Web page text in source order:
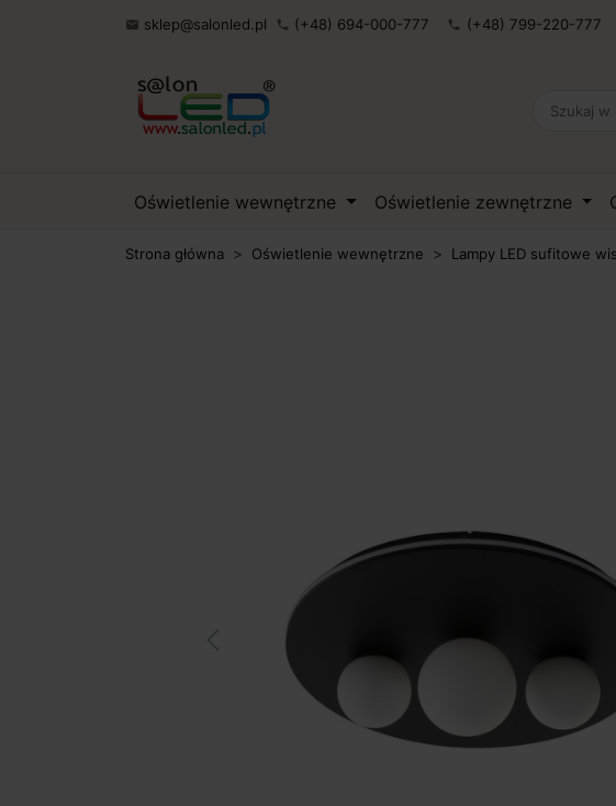
 sklep@salonled.pl phone (+48) 694-000-777 phone (+48) 799-220-777
Oświetlenie wewnętrzne Oświetlenie zewnętrzne
Strona główna Oświetlenie wewnętrzne Lampy LED sufitowe